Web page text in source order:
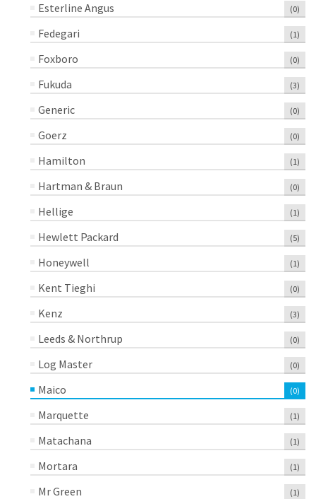
Esterline Angus (0)
Fedegari (1)
Foxboro (0)
Fukuda (3)
Generic (0)
Goerz (0)
Hamilton (1)
Hartman & Braun (0)
Hellige (1)
Hewlett Packard (5)
Honeywell (1)
Kent Tieghi (0)
Kenz (3)
Leeds & Northrup (0)
Log Master (0)
Maico (0)
Marquette (1)
Matachana (1)
Mortara (1)
Mr Green (1)